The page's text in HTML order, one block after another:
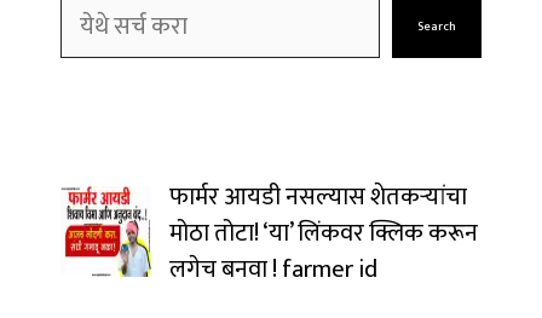
Search
फार्मर आयडी नसल्यास शेतकऱ्यांचा
मोठा तोटा! ‘या’ लिंकवर क्लिक करून
लगेच बनवा ! farmer id